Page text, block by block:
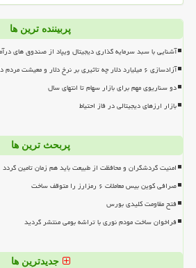
پربیننده ترین ها
آشنایی با سبد سرمایه گذاری دیجیتال ویپاد از صندوق های
آزادسازی ۶ میلیارد دلار چه تاثیری بر نرخ دلار و معیشت مردم دارد؟
دو سناریوی مهم برای بازار سهام تا انتهای سال
بازار ارزهای دیجیتالی در فاز احتیاط
پربحث ترین ها
امنیت گردشگران و محافظت از طبیعت باید هم زمان تامین گردد
صرافی کوین بیس معاملات ۶ رمزارز را متوقف ساخت
فتح مقاومت کلیدی بورس
فراخوان ساخت مودم نوری با تراشه بومی منتشر گردید
جدیدترین ها